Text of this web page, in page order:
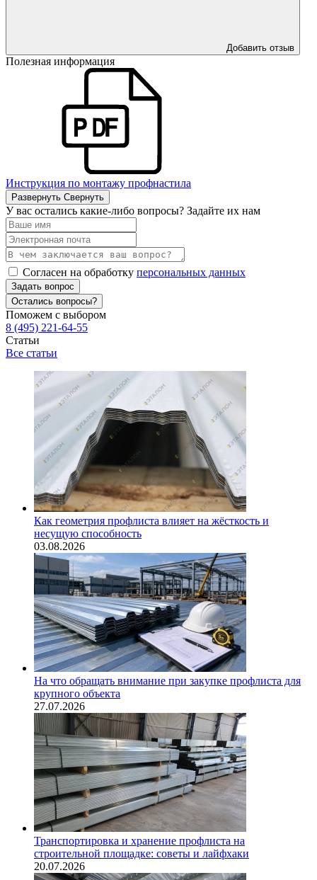
Добавить отзыв
Полезная информация
Инструкция по монтажу профнастила
Развернуть Свернуть
У вас остались какие-либо вопросы? Задайте их нам
Согласен на обработку персональных данных
Задать вопрос
Остались вопросы?
Поможем с выбором
8 (495) 221-64-55
Статьи
Все статьи
Как геометрия профлиста влияет на жёсткость и
несущую способность
03.08.2026
На что обращать внимание при закупке профлиста для
крупного объекта
27.07.2026
Транспортировка и хранение профлиста на
строительной площадке: советы и лайфхаки
20.07.2026